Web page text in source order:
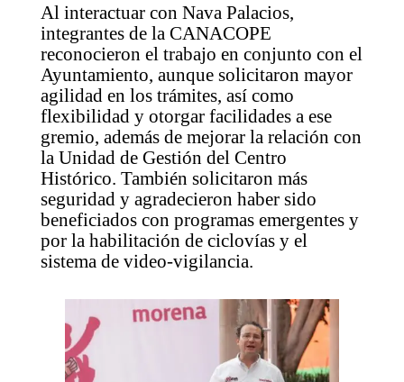
Al interactuar con Nava Palacios,
integrantes de la CANACOPE
reconocieron el trabajo en conjunto con el
Ayuntamiento, aunque solicitaron mayor
agilidad en los trámites, así como
flexibilidad y otorgar facilidades a ese
gremio, además de mejorar la relación con
la Unidad de Gestión del Centro
Histórico. También solicitaron más
seguridad y agradecieron haber sido
beneficiados con programas emergentes y
por la habilitación de ciclovías y el
sistema de video-vigilancia.